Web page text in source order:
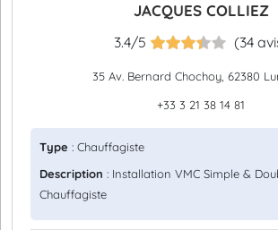
JACQUES COLLIEZ
3.4/5 (34
35 Av. Bernard Chochoy, 62380
+33 3 21 38 14 81
Type : Chauffagiste
Description : Installation VMC Simple &
Chauffagiste